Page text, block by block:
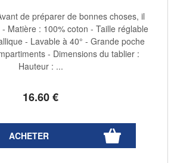
16.60€
de préparer de bonnes choses, il
Matière : 100% coton - Taille réglable
- Lavable à 40° - Grande poche
- Dimensions du tablier :
Hauteur : ...